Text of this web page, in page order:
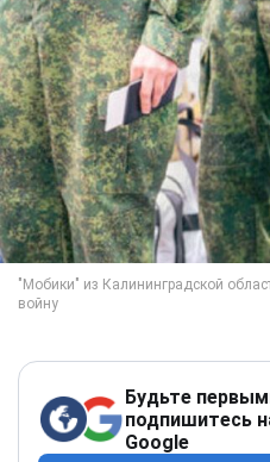
Будьте
подпишитесь
Google